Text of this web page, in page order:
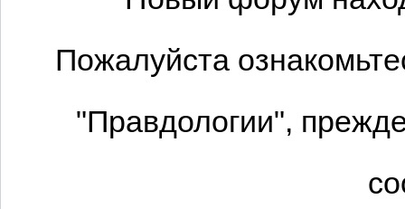
Пожалуйста
"Правдологии",